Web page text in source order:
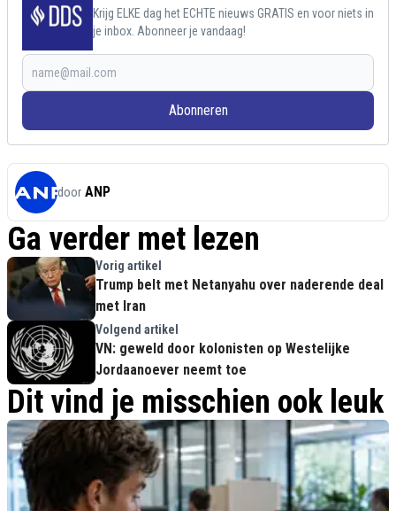
Krijg ELKE dag het ECHTE nieuws GRATIS en voor niets in
je inbox. Abonneer je vandaag!
Abonneren
door ANP
Ga verder met lezen
Vorig artikel
Trump belt met Netanyahu over naderende deal
met Iran
Volgend artikel
VN: geweld door kolonisten op Westelijke
Jordaanoever neemt toe
Dit vind je misschien ook leuk